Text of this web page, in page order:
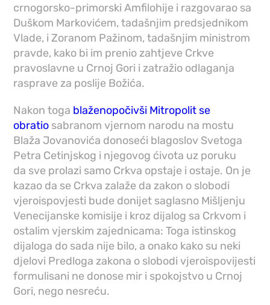
crnogorsko-primorski Amfilohije i razgovarao sa
Duškom Markovićem, tadašnjim predsjednikom
Vlade, i Zoranom Pažinom, tadašnjim ministrom
pravde, kako bi im prenio zahtjeve Crkve
pravoslavne u Crnoj Gori i zatražio odlaganja
rasprave za poslije Božića.
Nakon toga blaženopočivši Mitropolit se
obratio sabranom vjernom narodu na mostu
Blaža Jovanovića donoseći blagoslov Svetoga
Petra Cetinjskog i njegovog ćivota uz poruku
da sve prolazi samo Crkva opstaje i ostaje. On je
kazao da se Crkva zalaže da zakon o slobodi
vjeroispovjesti bude donijet saglasno Mišljenju
Venecijanske komisije i kroz dijalog sa Crkvom i
ostalim vjerskim zajednicama: Toga istinskog
dijaloga do sada nije bilo, a onako kako su neki
djelovi Predloga zakona o slobodi vjeroispovijesti
formulisani ne donose mir i spokojstvo u Crnoj
Gori, nego nesreću.